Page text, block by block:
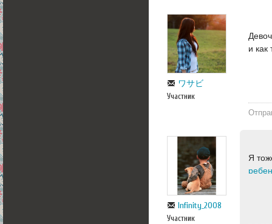
ワサビ
Участник
и как
Infinity_2008
Участник
Я